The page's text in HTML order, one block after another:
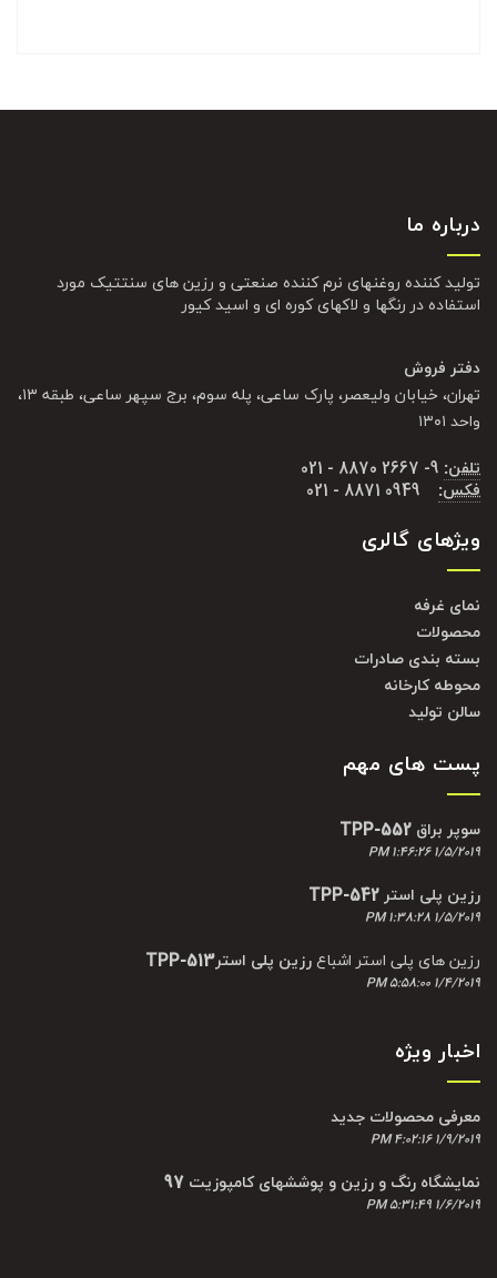
درباره ما
تولید کننده روغنهای نرم کننده صنعتی و رزین های سنتتیک مورد
استفاده در رنگها و لاکهای کوره ای و اسید کیور
دفتر فروش
تهران، خیابان ولیعصر، پارک ساعی، پله سوم، برج سپهر ساعی، طبقه ۱۳،
واحد ۱۳۰۱
تلفن:
فکس:
ویژهای گالری
نمای غرفه
محصولات
بسته بندی صادرات
محوطه کارخانه
سالن تولید
پست های مهم
سوپر براق TPP-552
1/5/2019 1:46:26 PM
رزین پلی استر TPP-542
1/5/2019 1:38:28 PM
رزین های پلی استر اشباع رزین پلی استرTPP-513
1/4/2019 5:58:00 PM
اخبار ویژه
معرفی محصولات جدید
1/9/2019 4:02:16 PM
نمایشگاه رنگ و رزین و پوششهای کامپوزیت 97
1/6/2019 5:31:49 PM